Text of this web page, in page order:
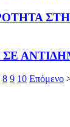
8 9 10 Επόμενο